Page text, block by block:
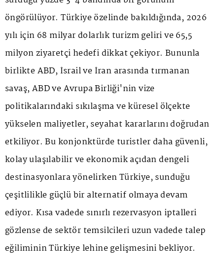
öngörülüyor. Türkiye özelinde bakıldığında, 2026
yılı için 68 milyar dolarlık turizm geliri ve 65,5
milyon ziyaretçi hedefi dikkat çekiyor. Bununla
birlikte ABD, İsrail ve İran arasında tırmanan
savaş, ABD ve Avrupa Birliği'nin vize
politikalarındaki sıkılaşma ve küresel ölçekte
yükselen maliyetler, seyahat kararlarını doğrudan
etkiliyor. Bu konjonktürde turistler daha güvenli,
kolay ulaşılabilir ve ekonomik açıdan dengeli
destinasyonlara yönelirken Türkiye, sunduğu
çeşitlilikle güçlü bir alternatif olmaya devam
ediyor. Kısa vadede sınırlı rezervasyon iptalleri
gözlense de sektör temsilcileri uzun vadede talep
eğiliminin Türkiye lehine gelişmesini bekliyor.